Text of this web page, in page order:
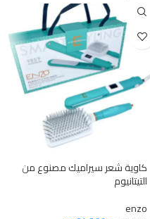
كاوية شعر سيراميك مصنوع من
التيتانيوم
enzo